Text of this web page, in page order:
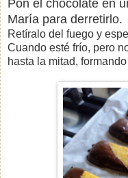
Pon el chocolate en
María para derretirlo.
Retíralo del fuego y
Cuando esté frío, pero
hasta la mitad,